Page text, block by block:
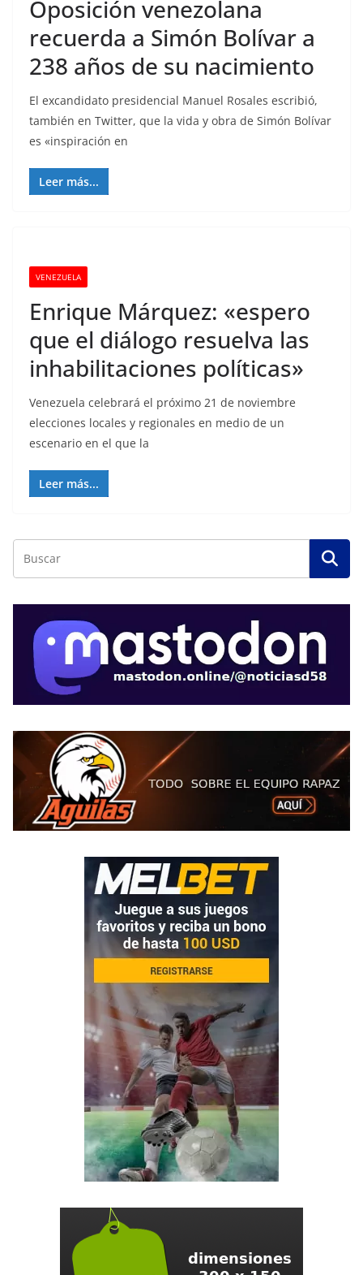
Oposición venezolana
recuerda a Simón Bolívar a
238 años de su nacimiento
El excandidato presidencial Manuel Rosales escribió,
también en Twitter, que la vida y obra de Simón Bolívar
es «inspiración en
Leer más...
VENEZUELA
Enrique Márquez: «espero
que el diálogo resuelva las
inhabilitaciones políticas»
Venezuela celebrará el próximo 21 de noviembre
elecciones locales y regionales en medio de un
escenario en el que la
Leer más...